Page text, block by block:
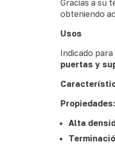
Gracias a su
obteniendo
Usos
Indicado
puertas y
Propiedades:
Alta